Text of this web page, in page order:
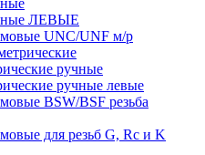
ЛЕВЫЕ
UNC/UNF м/р
ручные
ручные левые
BSW/BSF резьба
для резьб G, Rc и K